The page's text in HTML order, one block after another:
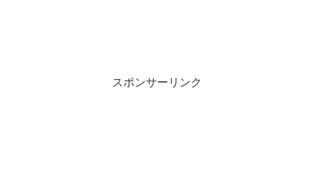
スポンサーリンク